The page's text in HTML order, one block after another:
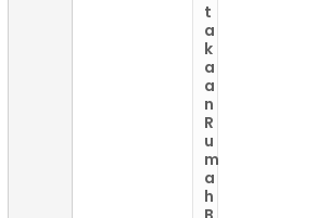
t
a
k
a
a
n
R
u
m
a
h